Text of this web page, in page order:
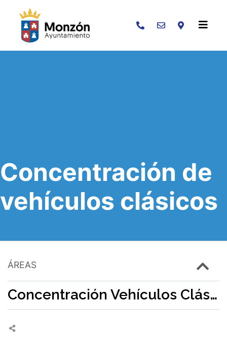
Buscar
Concentración de
vehículos clásicos
ÁREAS
Concentración Vehículos Clásicos